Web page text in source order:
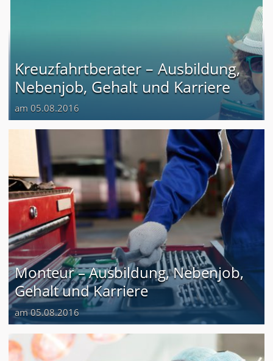
Kreuzfahrtberater – Ausbildung,
Nebenjob, Gehalt und Karriere
am 05.08.2016
Monteur – Ausbildung, Nebenjob,
Gehalt und Karriere
am 05.08.2016